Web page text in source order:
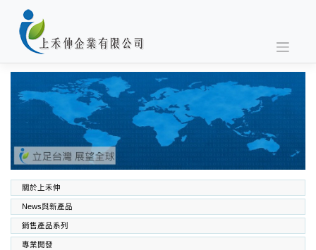
content
關於上禾伸
News與新產品
銷售產品系列
SABIC PC PC/ABS PPO PEI
專業開發